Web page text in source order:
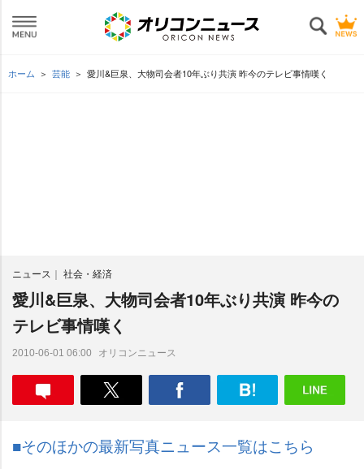
ホーム 芸能 愛川&巨泉、大物司会者10年ぶり共演 昨今のテレビ事情嘆く
ニュース 社会・経済
愛川&巨泉、大物司会者10年ぶり共演 昨今の
テレビ事情嘆く
2010-06-01 06:00 オリコンニュース
■そのほかの最新写真ニュース一覧はこちら